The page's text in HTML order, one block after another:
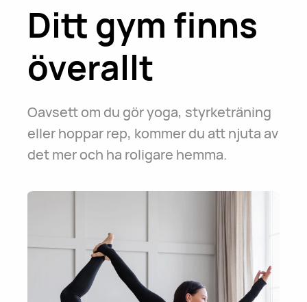
Ditt gym finns
överallt
Oavsett om du gör yoga, styrketräning
eller hoppar rep, kommer du att njuta av
det mer och ha roligare hemma.